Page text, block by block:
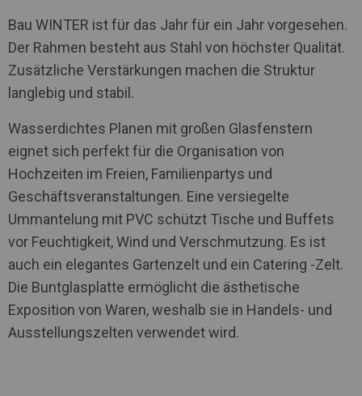
Bau WINTER ist für das Jahr für ein Jahr vorgesehen.
Der Rahmen besteht aus Stahl von höchster Qualität.
Zusätzliche Verstärkungen machen die Struktur
langlebig und stabil.
Wasserdichtes Planen mit großen Glasfenstern
eignet sich perfekt für die Organisation von
Hochzeiten im Freien, Familienpartys und
Geschäftsveranstaltungen. Eine versiegelte
Ummantelung mit PVC schützt Tische und Buffets
vor Feuchtigkeit, Wind und Verschmutzung. Es ist
auch ein elegantes Gartenzelt und ein Catering -Zelt.
Die Buntglasplatte ermöglicht die ästhetische
Exposition von Waren, weshalb sie in Handels- und
Ausstellungszelten verwendet wird.